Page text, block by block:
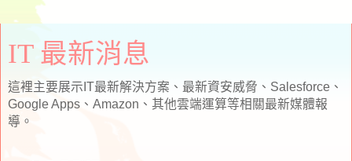
IT 最新消息
這裡主要展示IT最新解決方案、最新資安威脅、Salesforce、
Google Apps、Amazon、其他雲端運算等相關最新媒體報
導。